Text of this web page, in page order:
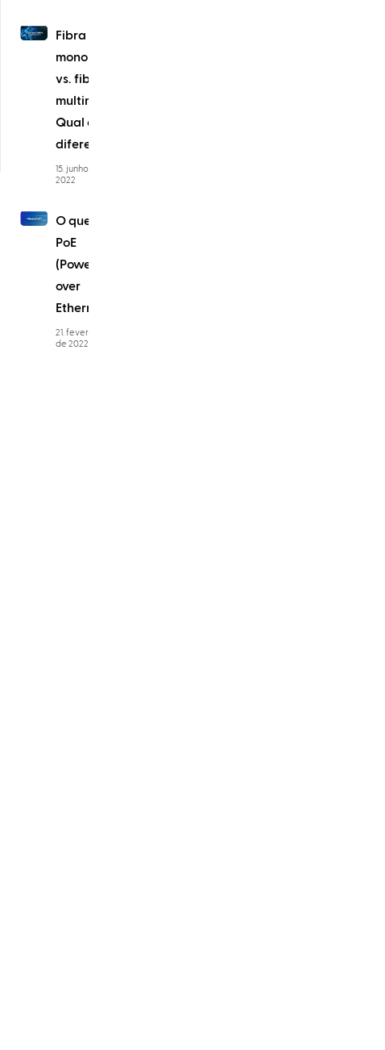
Fibra
monomodo
vs. fibra
multimodo:
Qual é a
diferença?
15. junho de
2022
O que é
PoE
(Power
over
Ethernet)?
21. fevereiro
de 2022